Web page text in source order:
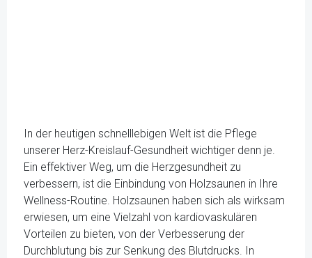
In der heutigen schnelllebigen Welt ist die Pflege
unserer Herz-Kreislauf-Gesundheit wichtiger denn je.
Ein effektiver Weg, um die Herzgesundheit zu
verbessern, ist die Einbindung von Holzsaunen in Ihre
Wellness-Routine. Holzsaunen haben sich als wirksam
erwiesen, um eine Vielzahl von kardiovaskulären
Vorteilen zu bieten, von der Verbesserung der
Durchblutung bis zur Senkung des Blutdrucks. In